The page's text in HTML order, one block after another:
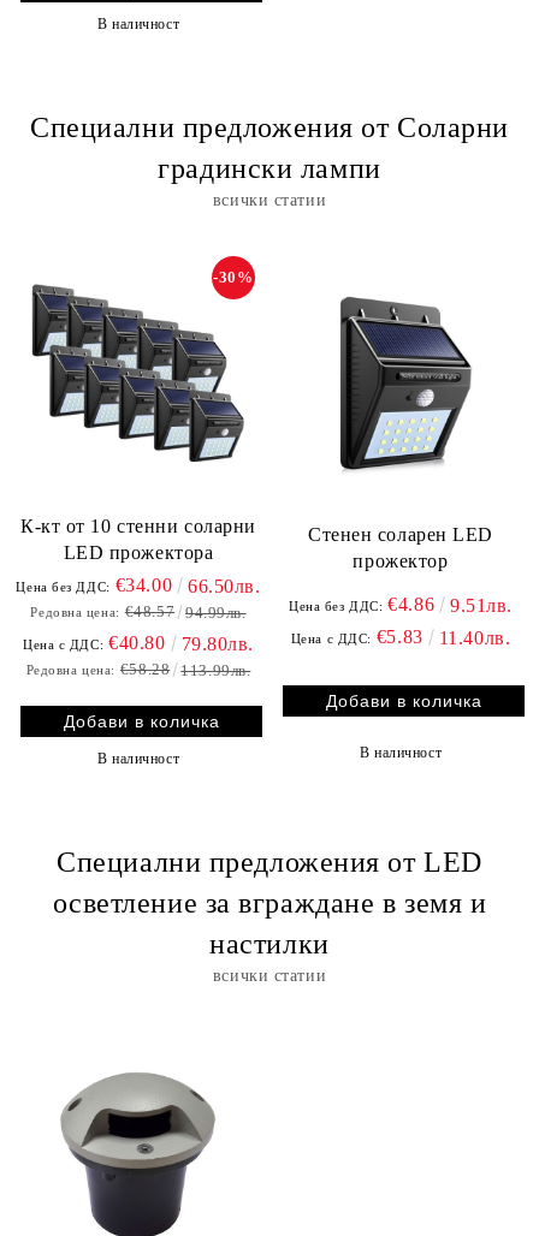
В наличност
Специални предложения от Соларни
градински лампи
всички статии
К-кт от 10 стенни соларни
LED прожектора
-30%
Цена без ДДС: €34.00 66.50лв.
Редовна цена: €48.57 94.99лв.
Цена с ДДС: €40.80 79.80лв.
Редовна цена: €58.28 113.99лв.
В наличност
Стенен соларен LED
прожектор
Цена без ДДС: €4.86 9.51лв.
Цена с ДДС: €5.83 11.40лв.
В наличност
Специални предложения от LED
осветление за вграждане в земя и
настилки
всички статии